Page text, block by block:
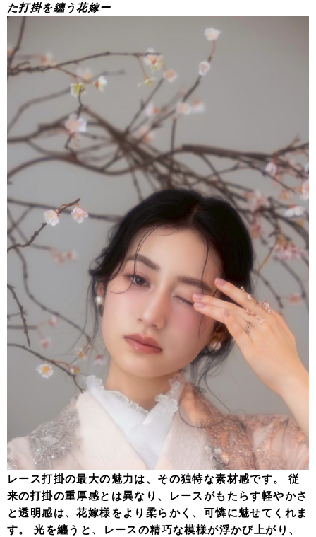
た打掛を纏う花嫁ー
レース打掛の最大の魅力は、その独特な素材感です。 従
来の打掛の重厚感とは異なり、レースがもたらす軽やかさ
と透明感は、花嫁様をより柔らかく、可憐に魅せてくれま
す。 光を纏うと、レースの精巧な模様が浮かび上がり、